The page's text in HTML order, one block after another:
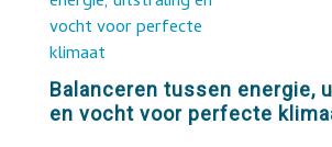
Balanceren tussen energie,
en vocht voor perfecte